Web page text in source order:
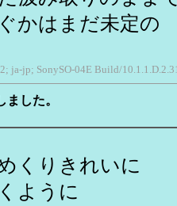
かはまだ未定の
ja-jp; SonySO-04E Build/
した。
くりきれいに
ように